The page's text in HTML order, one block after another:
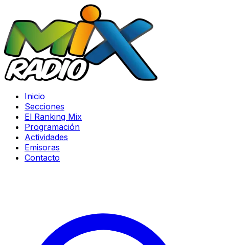
Inicio
Secciones
El Ranking Mix
Programación
Actividades
Emisoras
Contacto